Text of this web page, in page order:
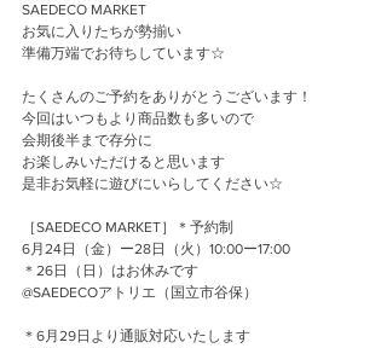
SAEDECO MARKET
お気に入りたちが勢揃い
準備万端でお待ちしています☆
たくさんのご予約をありがとうございます！
今回はいつもより商品数も多いので
会期後半まで存分に
お楽しみいただけると思います
是非お気軽に遊びにいらしてください☆
［SAEDECO MARKET］＊予約制
6月24日（金）ー28日（火）10:00ー17:00
＊26日（日）はお休みです
@SAEDECOアトリエ（国立市谷保）
＊6月29日より通販対応いたします